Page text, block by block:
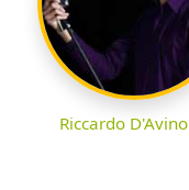
Riccardo D'Avino